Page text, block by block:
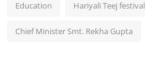
Education Hariyali Teej festival
Chief Minister Smt. Rekha Gupta